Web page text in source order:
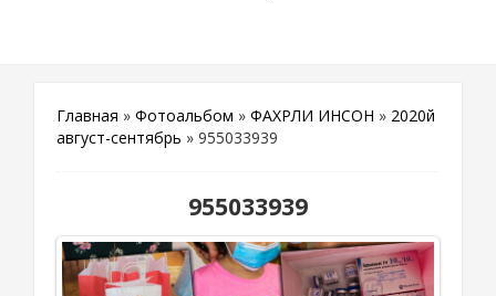
Главная » Фотоальбом » ФАХРЛИ ИНСОН » 2020й
август-сентябрь » 955033939
955033939